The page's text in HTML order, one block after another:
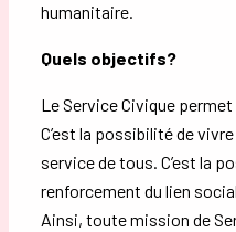
humanitaire.
Quels objectifs?
Le Service Civique
C’est la possibilité de
service de tous. C’est la
renforcement du lien
Ainsi, toute mission de